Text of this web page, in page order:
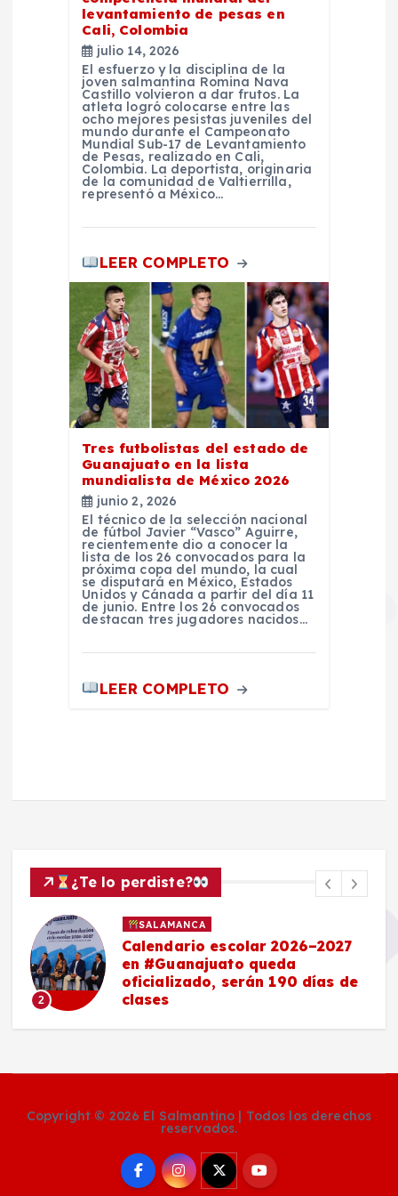
levantamiento de pesas en
Cali, Colombia
julio 14, 2026
El esfuerzo y la disciplina de la
joven salmantina Romina Nava
Castillo volvieron a dar frutos. La
atleta logró colocarse entre las
ocho mejores pesistas juveniles del
mundo durante el Campeonato
Mundial Sub-17 de Levantamiento
de Pesas, realizado en Cali,
Colombia. La deportista, originaria
de la comunidad de Valtierrilla,
representó a México…
LEER COMPLETO
Tres futbolistas del estado de
Guanajuato en la lista
mundialista de México 2026
junio 2, 2026
El técnico de la selección nacional
de fútbol Javier “Vasco” Aguirre,
recientemente dio a conocer la
lista de los 26 convocados para la
próxima copa del mundo, la cual
se disputará en México, Estados
Unidos y Cánada a partir del día 11
de junio. Entre los 26 convocados
destacan tres jugadores nacidos…
LEER COMPLETO
¿Te lo perdiste?
2
SALAMANCA
Calendario escolar 2026–2027
en #Guanajuato queda
oficializado, serán 190 días de
clases
Copyright © 2026 El Salmantino | Todos los derechos
reservados.